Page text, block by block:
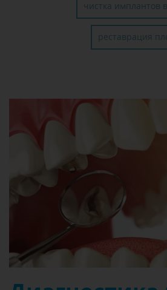
чистка имплантов
реставрация